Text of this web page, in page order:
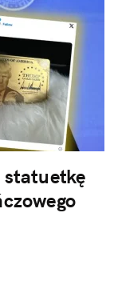
statuetkę